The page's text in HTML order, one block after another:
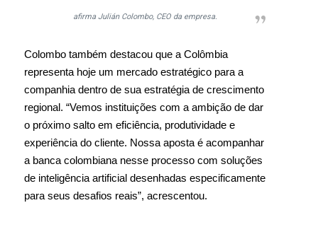
afirma Julián Colombo, CEO da empresa.
Colombo também destacou que a Colômbia
representa hoje um mercado estratégico para a
companhia dentro de sua estratégia de crescimento
regional. “Vemos instituições com a ambição de dar
o próximo salto em eficiência, produtividade e
experiência do cliente. Nossa aposta é acompanhar
a banca colombiana nesse processo com soluções
de inteligência artificial desenhadas especificamente
para seus desafios reais”, acrescentou.